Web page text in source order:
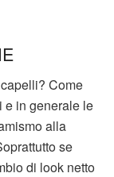
Come
e in generale le
alla
se
di look netto